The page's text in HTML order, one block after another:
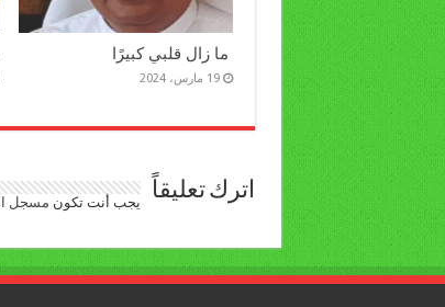
ما زال قلبي كبيرًا
19 مارس، 2024
اترك تعليقاً يجب أنت تكون مسجل